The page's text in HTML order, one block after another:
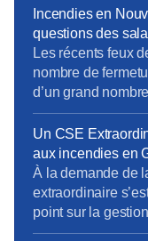
d’Information
pour élaborer un
destiné à prendre
spécifiques de […]
Incendies en
questions des
Les récents feux
nombre de
d’un grand
près de 19500
salariés qui
impacts de cette
entreprises,
Un CSE
aux incendies en
À la demande de
extraordinaire
point sur la
touchent la